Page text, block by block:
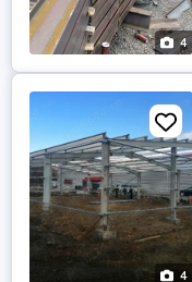
4
4